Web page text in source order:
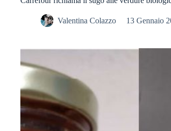
Valentina Colazzo 13 Gennaio